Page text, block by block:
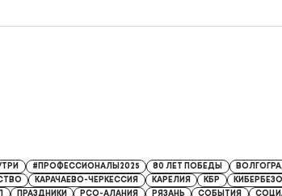
#ПРОФЕССИОНАЛЫ2025 80 ЛЕТ ПОБЕДЫ
КАРАЧАЕВО-ЧЕРКЕССИЯ КАРЕЛИЯ КБР
ПРАЗДНИКИ РСО-АЛАНИЯ РЯЗАНЬ СОБЫТИЯ